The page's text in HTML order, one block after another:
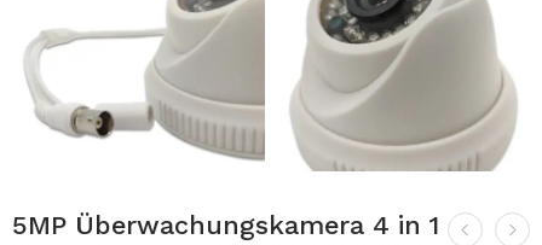
5MP Überwachungskamera 4 in 1